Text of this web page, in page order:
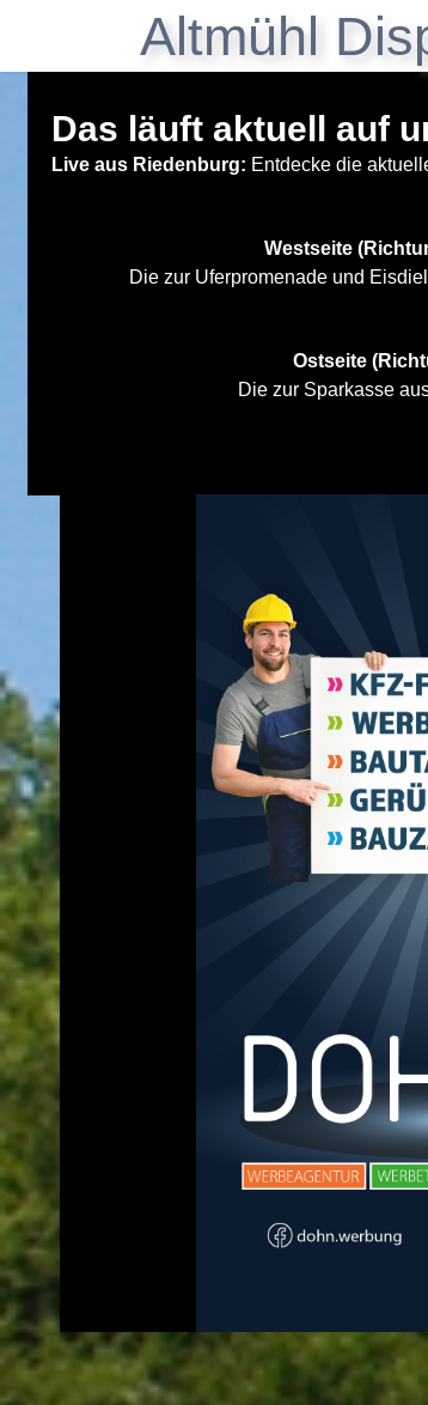
Altmühl
Das läuft aktuell auf
Live aus Riedenburg: Entdecke die
Westseite
Die zur Uferpromenade und
Ostseite
Die zur Sparkasse